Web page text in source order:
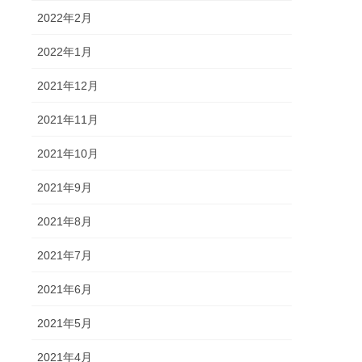
2022年2月
2022年1月
2021年12月
2021年11月
2021年10月
2021年9月
2021年8月
2021年7月
2021年6月
2021年5月
2021年4月